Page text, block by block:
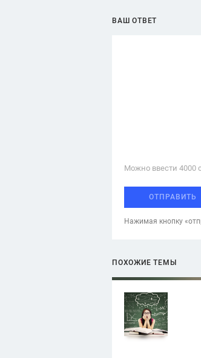
ВАШ ОТВЕТ
Можно ввести 4000
ОТПРАВИТЬ
Нажимая кнопку
ПОХОЖИЕ ТЕМЫ